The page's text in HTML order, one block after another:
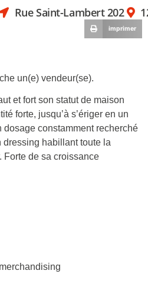
Rue Saint-Lambert 202
imprimer
un(e) vendeur(se).
et fort son statut de maison
forte, jusqu’à s’ériger en un
dosage constamment recherché
dressing habillant toute la
Forte de sa croissance